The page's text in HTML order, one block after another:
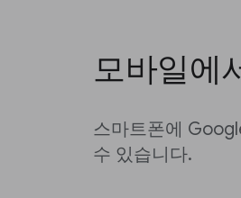
모바일에
스마트폰에
수 있습니다.